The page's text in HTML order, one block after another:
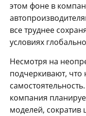
этом фоне в
все труднее
условиях
Несмотря на
подчеркивают,
компания
моделей, сократив